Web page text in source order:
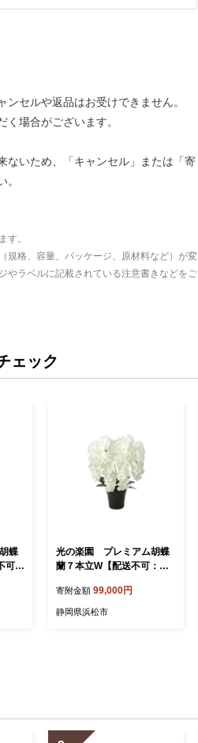
セルや返品はお受けできません。
場合がございます。
ないため、「キャンセル」または「寄
。
す。
規格、容量、パッケージ、原材料など）が変
やラベルに記載されている注意書きなどをご
ェック
蝶
可：
光の楽園 プレミアム胡蝶
蘭７本立W【配送不可：北
用品 植物 造花
寄附金額 99,000円
静岡県浜松市